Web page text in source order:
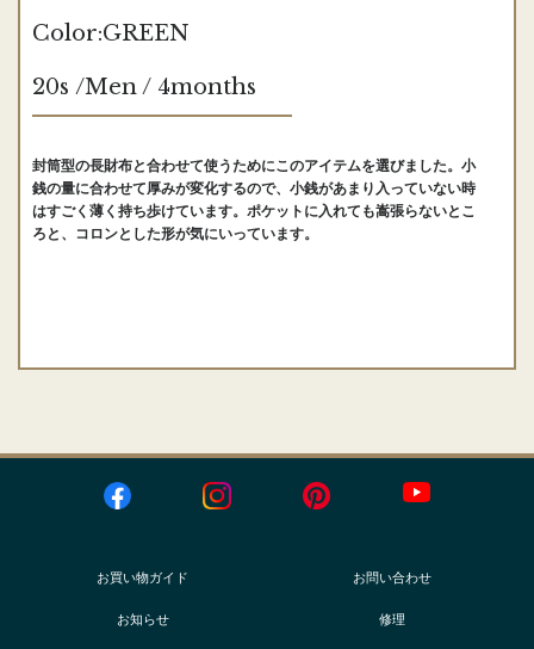
Color:GREEN
20s /Men / 4months
封筒型の長財布と合わせて使うためにこのアイテムを選びました。小
銭の量に合わせて厚みが変化するので、小銭があまり入っていない時
はすごく薄く持ち歩けています。ポケットに入れても嵩張らないとこ
ろと、コロンとした形が気にいっています。
お買い物ガイド お問い合わせ
お知らせ 修理